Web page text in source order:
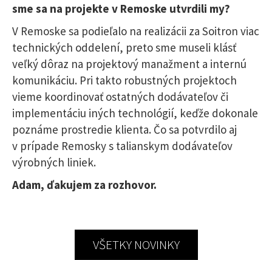
sme sa na projekte v Remoske utvrdili my?
V Remoske sa podieľalo na realizácii za Soitron viac
technických oddelení, preto sme museli klásť
veľký dôraz na projektový manažment a internú
komunikáciu. Pri takto robustných projektoch
vieme koordinovať ostatných dodávateľov či
implementáciu iných technológií, keďže dokonale
poznáme prostredie klienta. Čo sa potvrdilo aj
v prípade Remosky s talianskym dodávateľov
výrobných liniek.
Adam, ďakujem za rozhovor.
VŠETKY NOVINKY